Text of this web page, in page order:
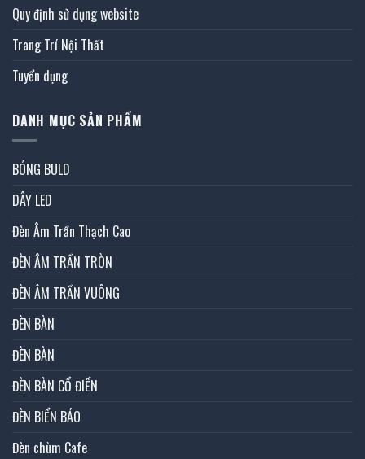
Quy định sử dụng website
Trang Trí Nội Thất
Tuyển dụng
DANH MỤC SẢN PHẨM
BÓNG BULD
DÂY LED
Đèn Âm Trần Thạch Cao
ĐÈN ÂM TRẦN TRÒN
ĐÈN ÂM TRẦN VUÔNG
ĐÈN BÀN
ĐÈN BÀN
ĐÈN BÀN CỔ ĐIỂN
ĐÈN BIỂN BÁO
Đèn chùm Cafe